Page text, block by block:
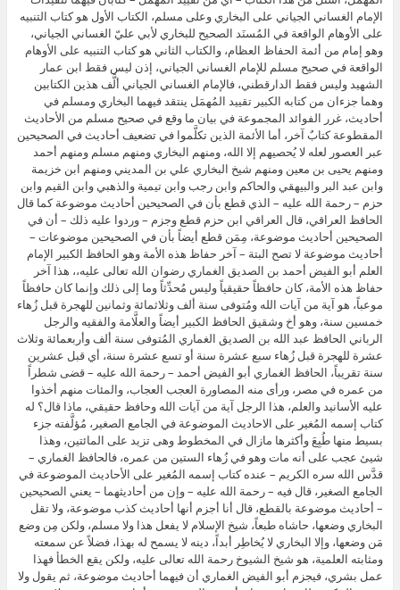
الإمام الغساني الجياني على البخاري وعلى مسلم، الكتاب الأول هو كتاب التنبيه
على الأوهام الواقعة في المُسنَد الصحيح للبخاري لأبي عليّ الغساني الجياني،
وهو إمام من أئمة الحفاظ العظام، والكتاب الثاني هو كتاب التنبيه على الأوهام
الواقعة في صحيح مسلم للإمام الغساني الجياني، إذن ليس فقط ابن عمار
الشهيد وليس فقط الدارقطني، فالإمام الغساني الجياني ألَّف هذين الكتابين
وهما جزءان من كتابه الكبير تقييد المُهمَل ينتقد فيهما البخاري ومسلم في
أحاديث، غرر الفوائد المجموعة في بيان ما وقع في صحيح مسلم من الأحاديث
المقطوعة كتابٌ آخر، أما الأئمة الذين تكلَّموا في تضعيف أحاديث في الصحيحين
عبر العصور لعله لا يُحصيهم إلا الله، ومنهم البخاري ومنهم مسلم ومنهم أحمد
ومنهم يحيى بن معين ومنهم شيخ البخاري علي بن المديني ومنهم ابن خزيمة
وابن عبد البر والبيهقي والحاكم وابن رجب وابن تيمية والذهبي وابن القيم وابن
حزم – رحمة الله عليه – الذي قطع بأن في الصحيحين أحاديث موضوعة كما قال
الحافظ العراقي، قال العراقي ابن حزم قطع وجزم – وردوا عليه ذلك – أن في
الصحيحين أحاديث موضوعة، مِمَن قطع أيضاً بأن في الصحيحين موضوعات –
أحاديث موضوعة لا تصح البتة – آخر حفاظ هذه الأمة وهو الحافظ الكبير الإمام
العلم أبو الفيض أحمد بن الصديق الغماري رضوان الله تعالى عليه،، هذا آخر
حفاظ هذه الأمة، كان حافظاً حقيقياً وليس مُحدِّثاً وما إلى ذلك وإنما كان حافظاً
موعباً، هو آية من آيات الله ومُتوفى سنة ألف وثلاثمائة وثمانين للهجرة قبل زُهاء
خمسين سنة، وهو أخ وشقيق الحافظ الكبير أيضاً والعلَّامة والفقيه والرجل
الرباني الحافظ عبد الله بن الصديق الغماري المُتوفى سنة ألف وأربعمائة وثلاث
عشرة للهجرة قبل زُهاء سبع عشرة سنة أو تسع عشرة سنة، أي قبل عشرين
سنة تقريباً، الحافظ الغماري أبو الفيض أحمد – رحمة الله عليه – قضى شطراً
من عمره في مصر، ورأى منه المصاورة العجب العجاب، والمئات منهم أخذوا
عليه الأسانيد والعلم، هذا الرجل آية من آيات الله وحافظ حقيقي، ماذا قال؟ له
كتاب إسمه المُغير على الاحاديث الموضوعة في الجامع الصغير، مُؤلَّفته جزء
بسيط منها طُبِعَ وأكثرها مازال في المخطوط وهى تزيد على المائتين، وهذا
شيئ عجب على أنه مات وهو في زُهاء الستين من عمره، فالحافظ الغماري –
قدَّس الله سره الكريم – عنده كتاب إسمه المُغير على الأحاديث الموضوعة في
الجامع الصغير، قال فيه – رحمة الله عليه – وإن من أحاديثهما – يعني الصحيحين
– أحاديث موضوعة بالقطع، قال أنا أجزم أنها أحاديث كذب موضوعة، ولا تقل
البخاري وضعها، حاشاه طبعاً، شيخ الإسلام لا يفعل هذا ولا مسلم، ولكن مِن وضع
مَن وضعها، وإلا البخاري لا يُخاطِر أبداً، دينه لا يسمح له بهذا، فضلاً عن سمعته
ومثابته العلمية، هو شيخ الشيوخ رحمة الله تعالى عليه، ولكن يقع الخطأ فهذا
عمل بشري، فيجزم أبو الفيض الغماري أن فيهما أحاديث موضوعة، ثم يقول ولا